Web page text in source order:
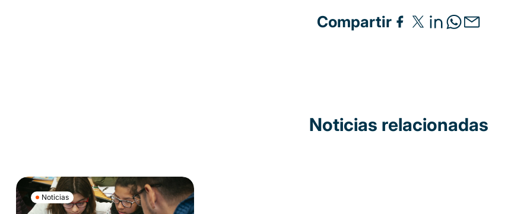
Compartir
Noticias relacionadas
Noticias